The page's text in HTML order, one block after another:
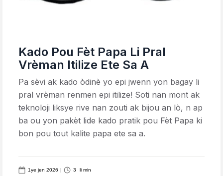
Kado Pou Fèt Papa Li Pral
Vrèman Itilize Ete Sa A
Pa sèvi ak kado òdinè yo epi jwenn yon bagay li
pral vrèman renmen epi itilize! Soti nan mont ak
teknoloji liksye rive nan zouti ak bijou an lò, n ap
ba ou yon pakèt lide kado pratik pou Fèt Papa ki
bon pou tout kalite papa ete sa a.
1ye jen 2026 | 3 li min